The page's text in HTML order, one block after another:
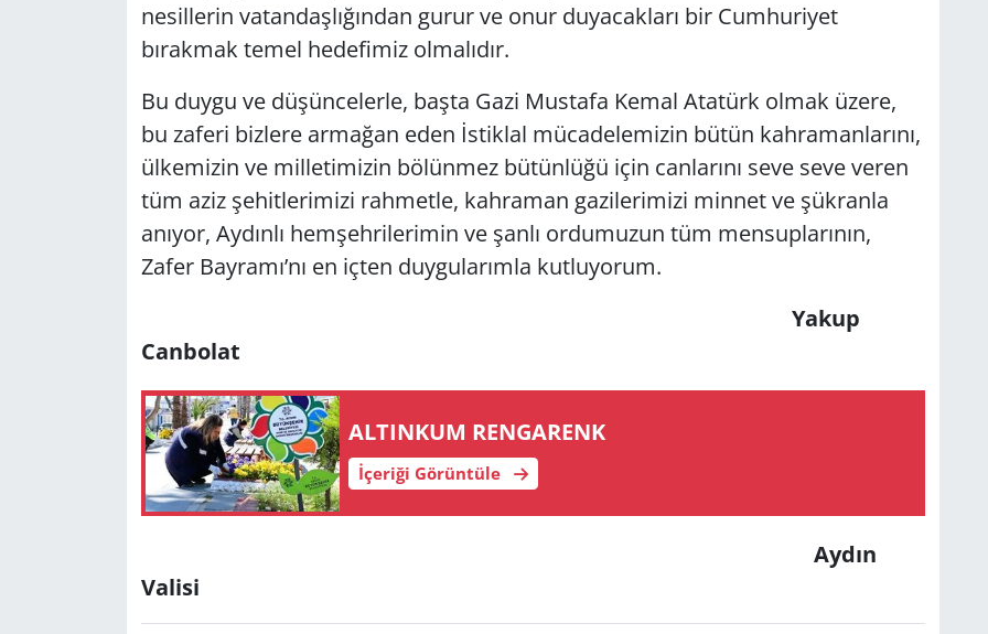
nesillerin vatandaşlığından gurur ve onur duyacakları bir Cumhuriyet
bırakmak temel hedefimiz olmalıdır.
Bu duygu ve düşüncelerle, başta Gazi Mustafa Kemal Atatürk olmak üzere,
bu zaferi bizlere armağan eden İstiklal mücadelemizin bütün kahramanlarını,
ülkemizin ve milletimizin bölünmez bütünlüğü için canlarını seve seve veren
tüm aziz şehitlerimizi rahmetle, kahraman gazilerimizi minnet ve şükranla
anıyor, Aydınlı hemşehrilerimin ve şanlı ordumuzun tüm mensuplarının,
Zafer Bayramı’nı en içten duygularımla kutluyorum.
Yakup
Canbolat
AL­TIN­KUM REN­GA­RENK
İçeriği Görüntüle
Aydın
Valisi